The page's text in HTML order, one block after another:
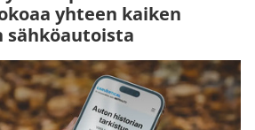
yhteen kaiken